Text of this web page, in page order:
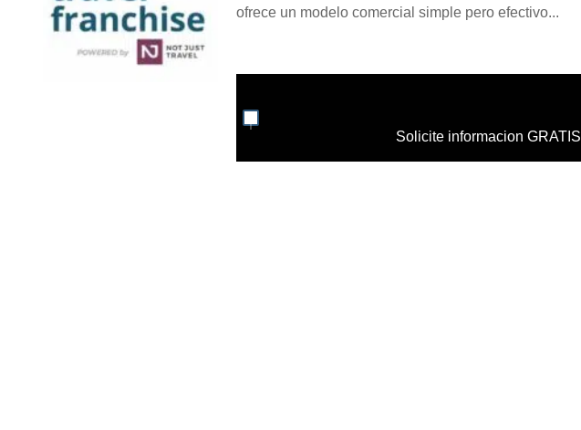
ofrece un modelo comercial simple pero efectivo...
Solicite informacion GRATIS